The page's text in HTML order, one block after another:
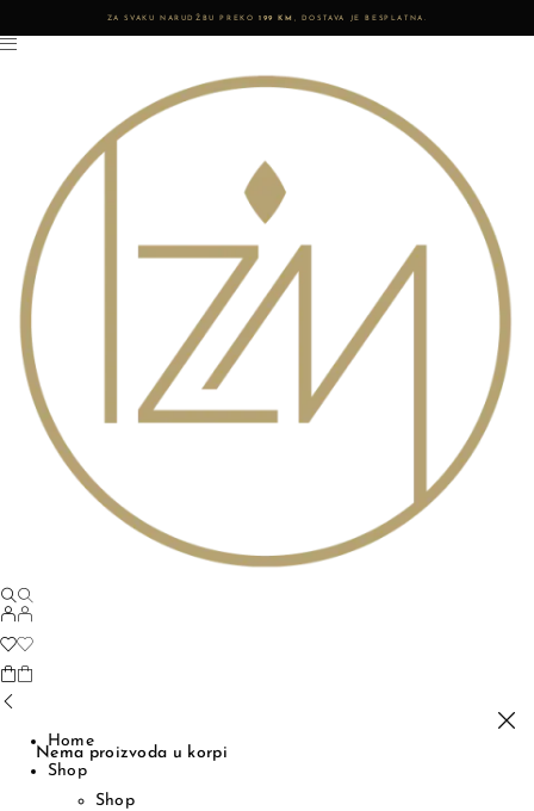
ZA SVAKU NARUDŽBU PREKO 199 KM , DOSTAVA JE BESPLATNA.
Nema proizvoda u korpi
Home
Shop
Shop